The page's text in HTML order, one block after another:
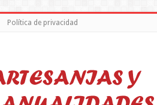
Política de privacidad